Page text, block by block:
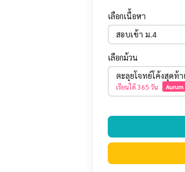
เลือกเนื้อหา
สอบเข้า ม.4
เลือกม้วน
ตะลุยโจทย์โค้งสุดท้
เรียนได้365 วัน Aurum